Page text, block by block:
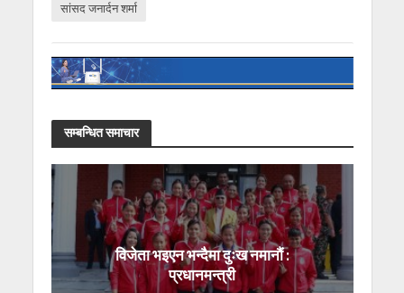
सांसद जनार्दन शर्मा
सम्बन्धित समाचार
विजेता भइएन भन्दैमा दुःख नमानौं :
प्रधानमन्त्री